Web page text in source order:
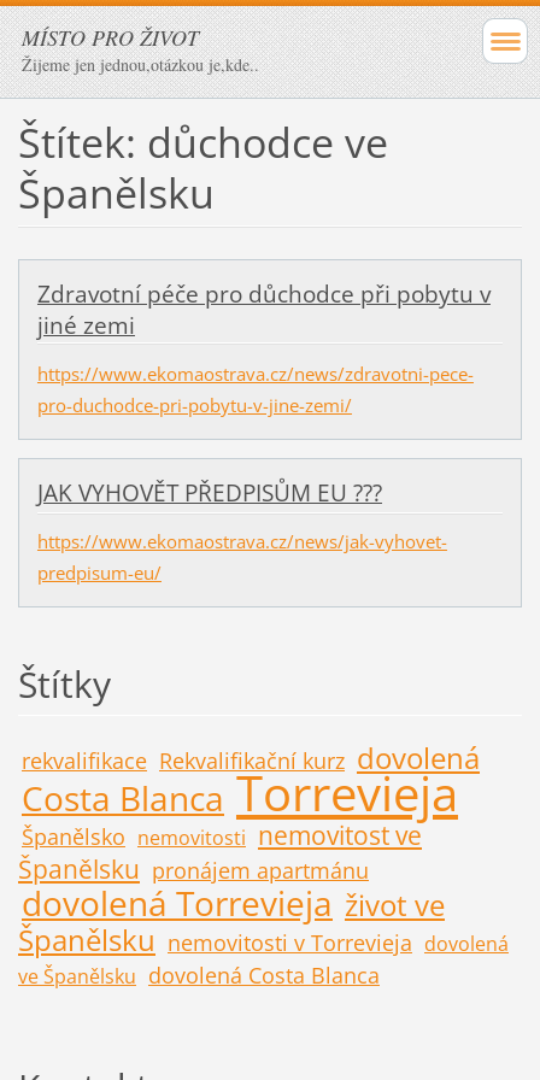
MÍSTO PRO ŽIVOT
Žijeme jen jednou,otázkou je,kde..
Štítek: důchodce ve
Španělsku
Zdravotní péče pro důchodce při pobytu v
jiné zemi
https://www.ekomaostrava.cz/news/zdravotni-pece-
pro-duchodce-pri-pobytu-v-jine-zemi/
JAK VYHOVĚT PŘEDPISŮM EU ???
https://www.ekomaostrava.cz/news/jak-vyhovet-
predpisum-eu/
Štítky
rekvalifikace Rekvalifikační kurz dovolená
Costa Blanca Torrevieja
Španělsko nemovitosti nemovitost ve
Španělsku pronájem apartmánu
dovolená Torrevieja život ve
Španělsku nemovitosti v Torrevieja dovolená
ve Španělsku dovolená Costa Blanca